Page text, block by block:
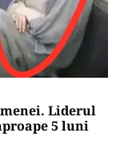
Liderul
5 luni